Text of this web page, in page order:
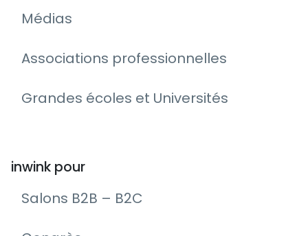
Médias
Associations professionnelles
Grandes écoles et Universités
inwink pour
Salons B2B – B2C